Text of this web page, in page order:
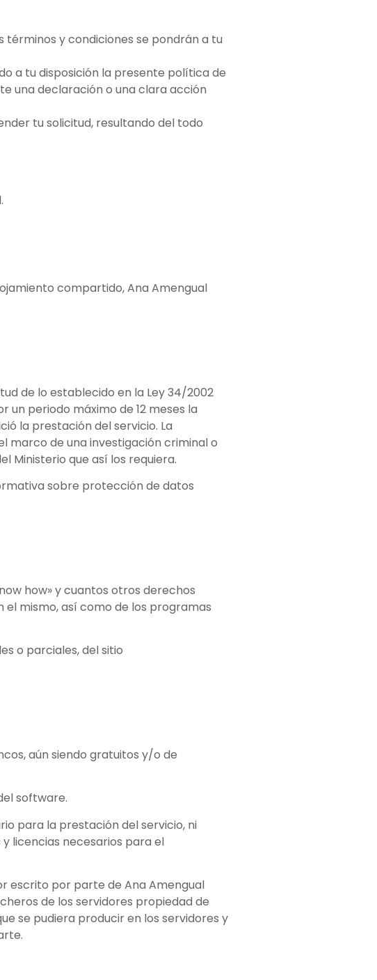
términos y condiciones se pondrán a tu
a tu disposición la presente política de
una declaración o una clara acción
tu solicitud, resultando del todo
compartido, Ana Amengual
de lo establecido en la Ley 34/2002
un periodo máximo de 12 meses la
la prestación del servicio. La
marco de una investigación criminal o
Ministerio que así los requiera.
sobre protección de datos
how» y cuantos otros derechos
mismo, así como de los programas
o parciales, del sitio
aún siendo gratuitos y/o de
software.
para la prestación del servicio, ni
licencias necesarios para el
escrito por parte de Ana Amengual
de los servidores propiedad de
se pudiera producir en los servidores y